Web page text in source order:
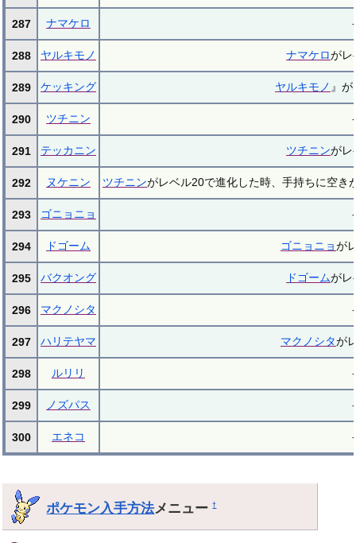
287 ナマケロ -
288 ヤルキモノ ナマケロがレ
289 ケッキング ヤルキモノ 』
290 ツチニン -
291 テッカニン ツチニンがレ
292 ヌケニン ツチニンがレベル20で進化した時、手持ちに空き
293 ゴニョニョ -
294 ドゴーム ゴニョニョが
295 バクオング ドゴームがレ
296 マクノシタ -
297 ハリテヤマ マクノシタが
298 ルリリ -
299 ノズパス -
300 エネコ -
ポケモン入手方法メニュー†